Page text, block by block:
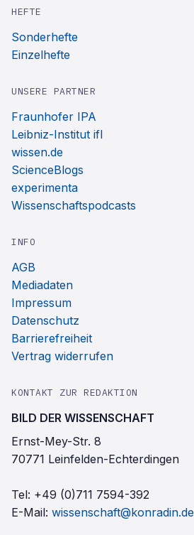
HEFTE
Sonderhefte
Einzelhefte
UNSERE PARTNER
Fraunhofer IPA
Leibniz-Institut ifl
wissen.de
ScienceBlogs
experimenta
Wissenschaftspodcasts
INFO
AGB
Mediadaten
Impressum
Datenschutz
Barrierefreiheit
Vertrag widerrufen
KONTAKT ZUR REDAKTION
BILD DER WISSENSCHAFT
Ernst-Mey-Str. 8
70771 Leinfelden-Echterdingen
Tel: +49 (0)711 7594-392
E-Mail: wissenschaft@konradin.de